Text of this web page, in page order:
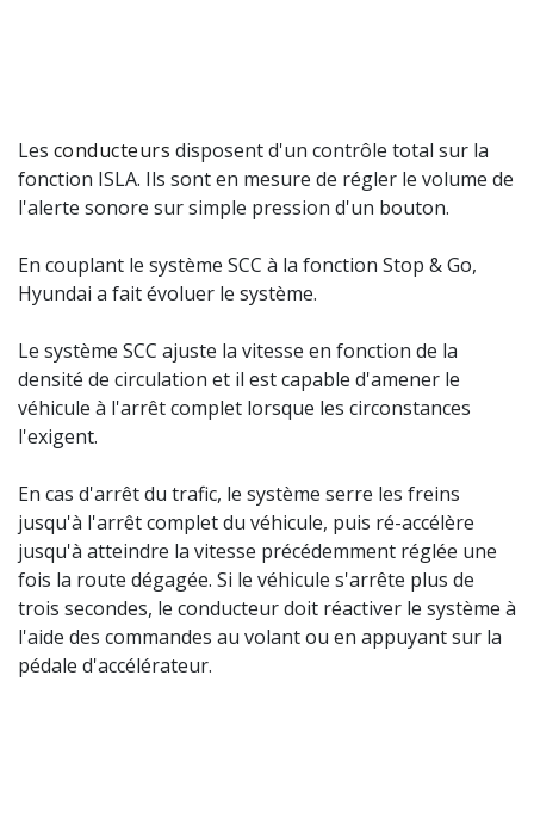
Les conducteurs disposent d'un contrôle total sur la
fonction ISLA. Ils sont en mesure de régler le volume de
l'alerte sonore sur simple pression d'un bouton.
En couplant le système SCC à la fonction Stop & Go,
Hyundai a fait évoluer le système.
Le système SCC ajuste la vitesse en fonction de la
densité de circulation et il est capable d'amener le
véhicule à l'arrêt complet lorsque les circonstances
l'exigent.
En cas d'arrêt du trafic, le système serre les freins
jusqu'à l'arrêt complet du véhicule, puis ré-accélère
jusqu'à atteindre la vitesse précédemment réglée une
fois la route dégagée. Si le véhicule s'arrête plus de
trois secondes, le conducteur doit réactiver le système à
l'aide des commandes au volant ou en appuyant sur la
pédale d'accélérateur.